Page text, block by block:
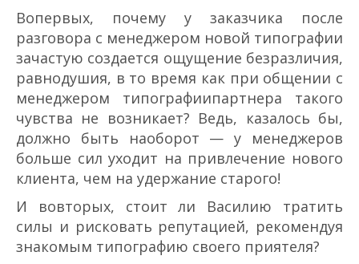
Во­первых, почему у заказчика после
разговора с менеджером новой типографии
зачастую создается ощущение безразличия,
равнодушия, в то время как при общении с
менеджером типографии­партнера такого
чувства не возникает? Ведь, казалось бы,
должно быть наоборот — у менеджеров
больше сил уходит на привлечение нового
клиента, чем на удержание старого!
И во­вторых, стоит ли Василию тратить
силы и рисковать репутацией, рекомендуя
знакомым типографию своего приятеля?